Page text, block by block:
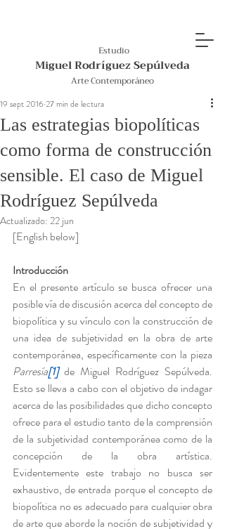
Estudio
Miguel Rodríguez Sepúlveda
Arte Contemporáneo
Las estrategias biopolíticas
como forma de construcción
sensible. El caso de Miguel
Rodríguez Sepúlveda
19 sept 201627 min de lectura
Actualizado: 22 jun
[English below]
Introducción
En el presente artículo se busca ofrecer una
posible vía de discusión acerca del concepto de
biopolítica y su vínculo con la construcción de
una idea de subjetividad en la obra de arte
Parresía[1] de Miguel Rodríguez Sepúlveda.
Esto se lleva a cabo con el objetivo de indagar
acerca de las posibilidades que dicho concepto
ofrece para el estudio tanto de la comprensión
de la subjetividad contemporánea como de la
concepción de la obra artística.
Evidentemente este trabajo no busca ser
exhaustivo, de entrada porque el concepto de
biopolítica no es adecuado para cualquier obra
de arte que aborde la noción de subjetividad y